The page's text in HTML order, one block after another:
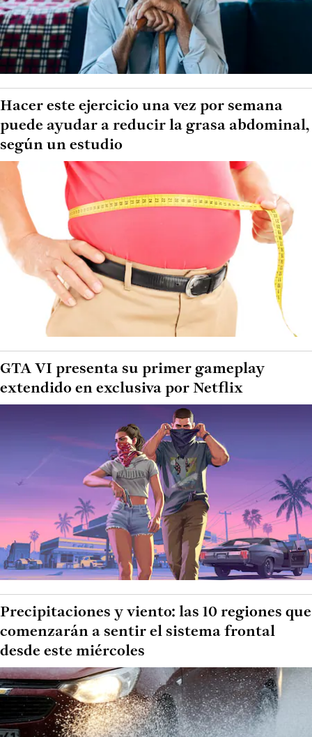
Hacer este ejercicio una vez por semana
puede ayudar a reducir la grasa abdominal,
según un estudio
GTA VI presenta su primer gameplay
extendido en exclusiva por Netflix
Precipitaciones y viento: las 10 regiones que
comenzarán a sentir el sistema frontal
desde este miércoles